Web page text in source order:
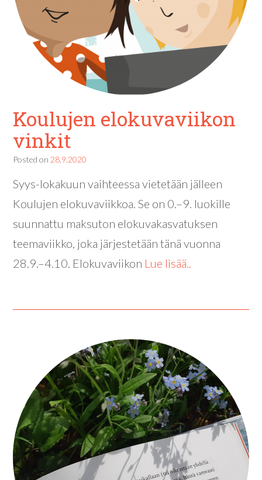
Koulujen elokuvaviikon
vinkit
Posted on 28.9.2020
Syys-lokakuun vaihteessa vietetään jälleen
Koulujen elokuvaviikkoa. Se on 0.–9. luokille
suunnattu maksuton elokuvakasvatuksen
teemaviikko, joka järjestetään tänä vuonna
28.9.–4.10. Elokuvaviikon Lue lisää..